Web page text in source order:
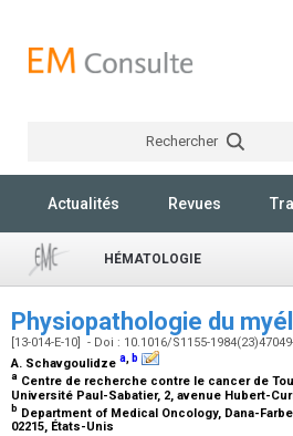
Rechercher
Actualités Revues
HÉMATOLOGIE
Physiopathologie du
[13-014-E-10] - Doi : 10.1016/S1155-
A. Schavgoulidze a, b
a Centre de recherche contre le cancer de
Université Paul-Sabatier, 2, avenue Hubert-
b Department of Medical Oncology, Dana-
02215, États-Unis